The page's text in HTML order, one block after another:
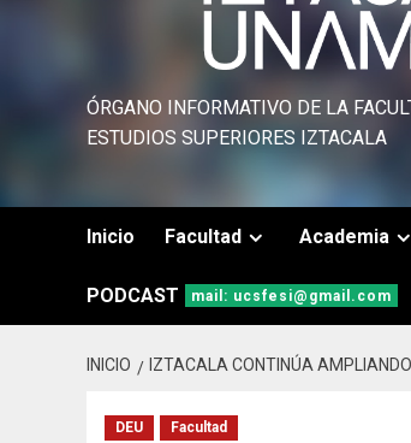
ÓRGANO INFORMATIVO DE LA
ESTUDIOS SUPERIORES IZTACALA
Inicio Facultad Academia
PODCAST mail: ucsfesi@gmail.com
INICIO IZTACALA CONTINÚA
DEU Facultad